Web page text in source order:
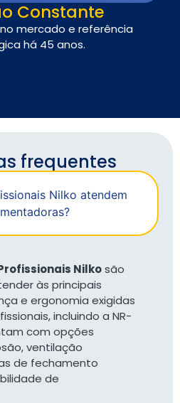
Constante
mercado e referência
há 45 anos.
frequentes
Nilko atendem
Nilkosão
às principais
e ergonomia exigidas
incluindo a NR-
com opções
ventilação
de fechamento
de